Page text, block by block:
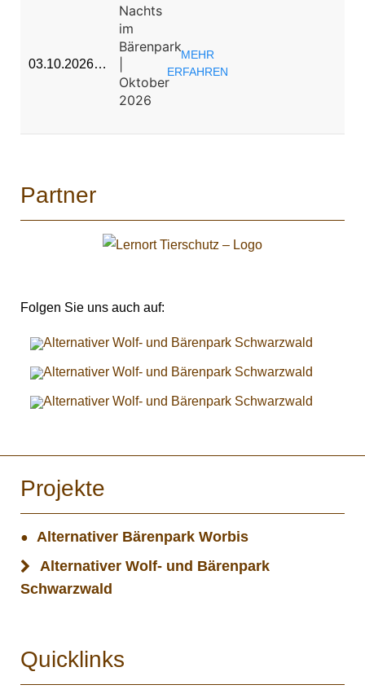
03.10.2026…
Nachts
im
Bärenpark
Oktober
2026
MEHR
ERFAHREN
Partner
Folgen Sie uns auch auf:
Projekte
Alternativer Bärenpark Worbis
Alternativer Wolf- und Bärenpark
Schwarzwald
Quicklinks